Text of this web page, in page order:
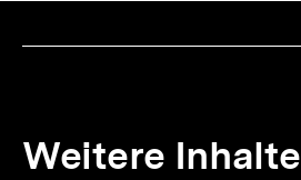
Weitere Inhalte